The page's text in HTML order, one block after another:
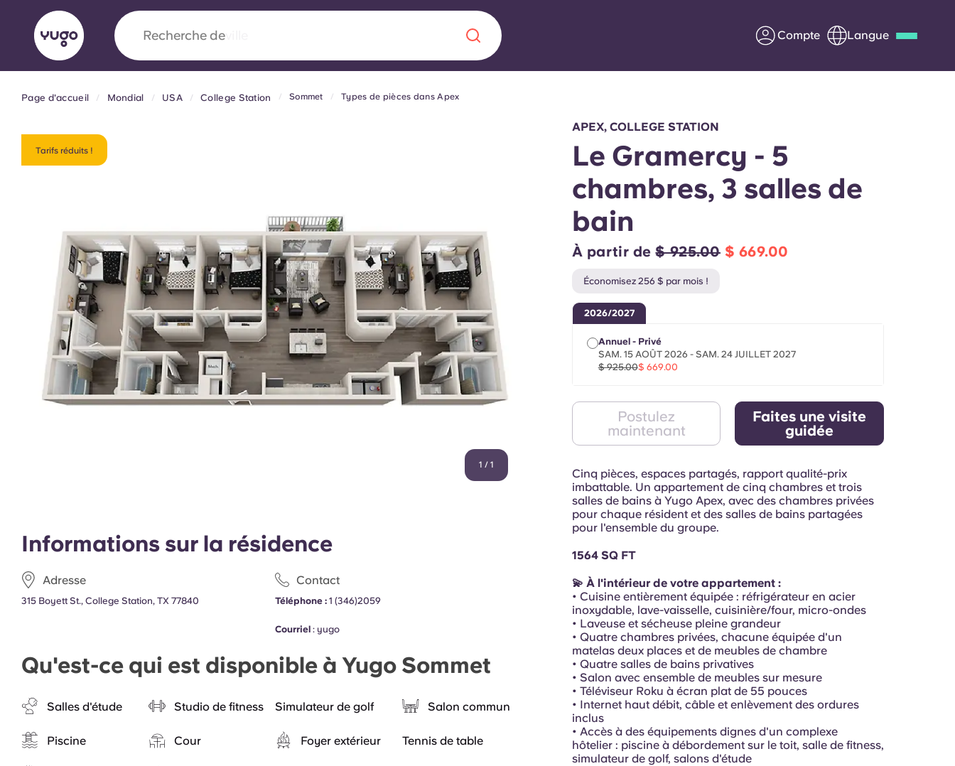
Recherche de Compte Langue
Yugo x VCARB : À l'avant-garde d'une
nouvelle ère pour le logement étudiant
Yugo Le partenariat novateur de [nom de l'entreprise] avec
VCARB alimente l'innovation, l'ambition et des moments
inoubliables pour les étudiants.
À propos de nous
Informations pour les
parents
Entrer en contact
English (GB) English (US) Chinese Español
Portuguese
Page d'accueil Mondial USA College Station Sommet Types de pièces dans Apex
Tarifs réduits !
1 / 1
Informations sur la résidence
Adresse
315 Boyett St., College Station, TX 77840
Contact
Téléphone : 1 (346)2059
Courriel : yugo
Qu'est-ce qui est disponible à Yugo Sommet
Salles d'étude Studio de fitness Simulateur de golf Salon commun
Piscine Cour Foyer extérieur Tennis de table
APEX, COLLEGE STATION
Le Gramercy - 5
chambres, 3 salles de
bain
À partir de$ 925.00 $ 669.00
Économisez 256 $ par mois !
2026/2027
Annuel - Privé
SAM. 15 AOÛT 2026 - SAM. 24 JUILLET 2027
$ 925.00$ 669.00
Postulez
maintenant
Faites une visite
guidée
Cinq pièces, espaces partagés, rapport qualité-prix
imbattable. Un appartement de cinq chambres et trois
salles de bains à Yugo Apex, avec des chambres privées
pour chaque résident et des salles de bains partagées
pour l'ensemble du groupe.
1564 SQ FT
💫 À l'intérieur de votre appartement :
• Cuisine entièrement équipée : réfrigérateur en acier
inoxydable, lave-vaisselle, cuisinière/four, micro-ondes
• Laveuse et sécheuse pleine grandeur
• Quatre chambres privées, chacune équipée d'un
matelas deux places et de meubles de chambre
• Quatre salles de bains privatives
• Salon avec ensemble de meubles sur mesure
• Téléviseur Roku à écran plat de 55 pouces
• Internet haut débit, câble et enlèvement des ordures
inclus
• Accès à des équipements dignes d'un complexe
hôtelier : piscine à débordement sur le toit, salle de fitness,
simulateur de golf, salons d'étude